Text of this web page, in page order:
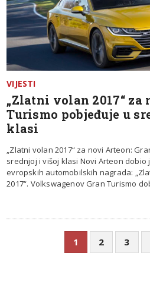
VIJESTI
„Zlatni volan 2017“ za
Turismo pobjeđuje u
klasi
„Zlatni volan 2017“ za novi Arteon:
srednjoj i višoj klasi Novi Arteon
evropskih automobilskih nagrada:
2017“. Volkswagenov Gran Turismo
1 2 3